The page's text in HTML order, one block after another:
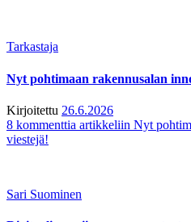
Tarkastaja
Nyt pohtimaan rakennusalan
Kirjoitettu 26.6.2026
8 kommenttia artikkeliin Nyt
viestejä!
Sari Suominen